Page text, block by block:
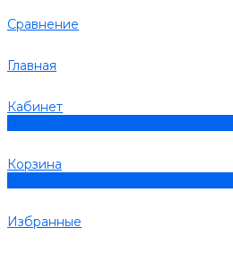
Сравнение
Главная
Кабинет
Корзина
Избранные